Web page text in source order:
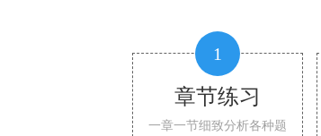
1
章节练习
一章一节细致分析各种题